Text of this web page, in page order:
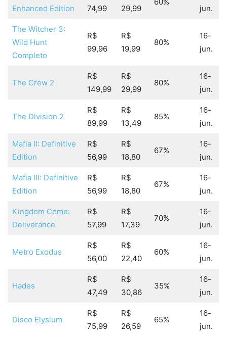
Enhanced Edition
74,99
29,99
60%
jun.
The Witcher 3:
Wild Hunt
Completo
R$
99,96
R$
19,99
80%
16-
jun.
The Crew 2
R$
149,99
R$
29,99
80%
16-
jun.
The Division 2
R$
89,99
R$
13,49
85%
16-
jun.
Mafia II: Definitive
Edition
R$
56,99
R$
18,80
67%
16-
jun.
Mafia III: Definitive
Edition
R$
56,99
R$
18,80
67%
16-
jun.
Kingdom Come:
Deliverance
R$
57,99
R$
17,39
70%
16-
jun.
Metro Exodus
R$
56,00
R$
22,40
60%
16-
jun.
Hades
R$
47,49
R$
30,86
35%
16-
jun.
Disco Elysium
R$
75,99
R$
26,59
65%
16-
jun.